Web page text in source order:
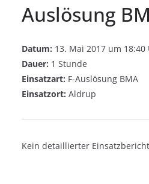
Auslösung
Datum: 13. Mai 2017 um 18:40
Dauer: 1 Stunde
Einsatzart: F-Auslösung BMA
Einsatzort: Aldrup
Kein detaillierter